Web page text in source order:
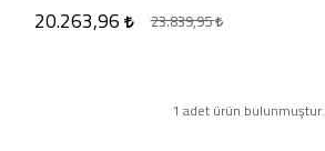
20.263,96 23.839,95
1 adet ürün bulunmuştur.